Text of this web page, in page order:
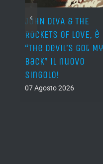
JOHN DIVA & THE
ROCKETS OF LOVE, è
“The Devil’s Got My
Back” il nuovo
singolo!
07 Agosto 2026